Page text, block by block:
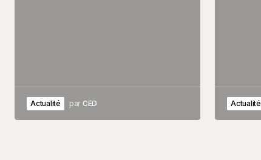
Actualité par CED Actualité